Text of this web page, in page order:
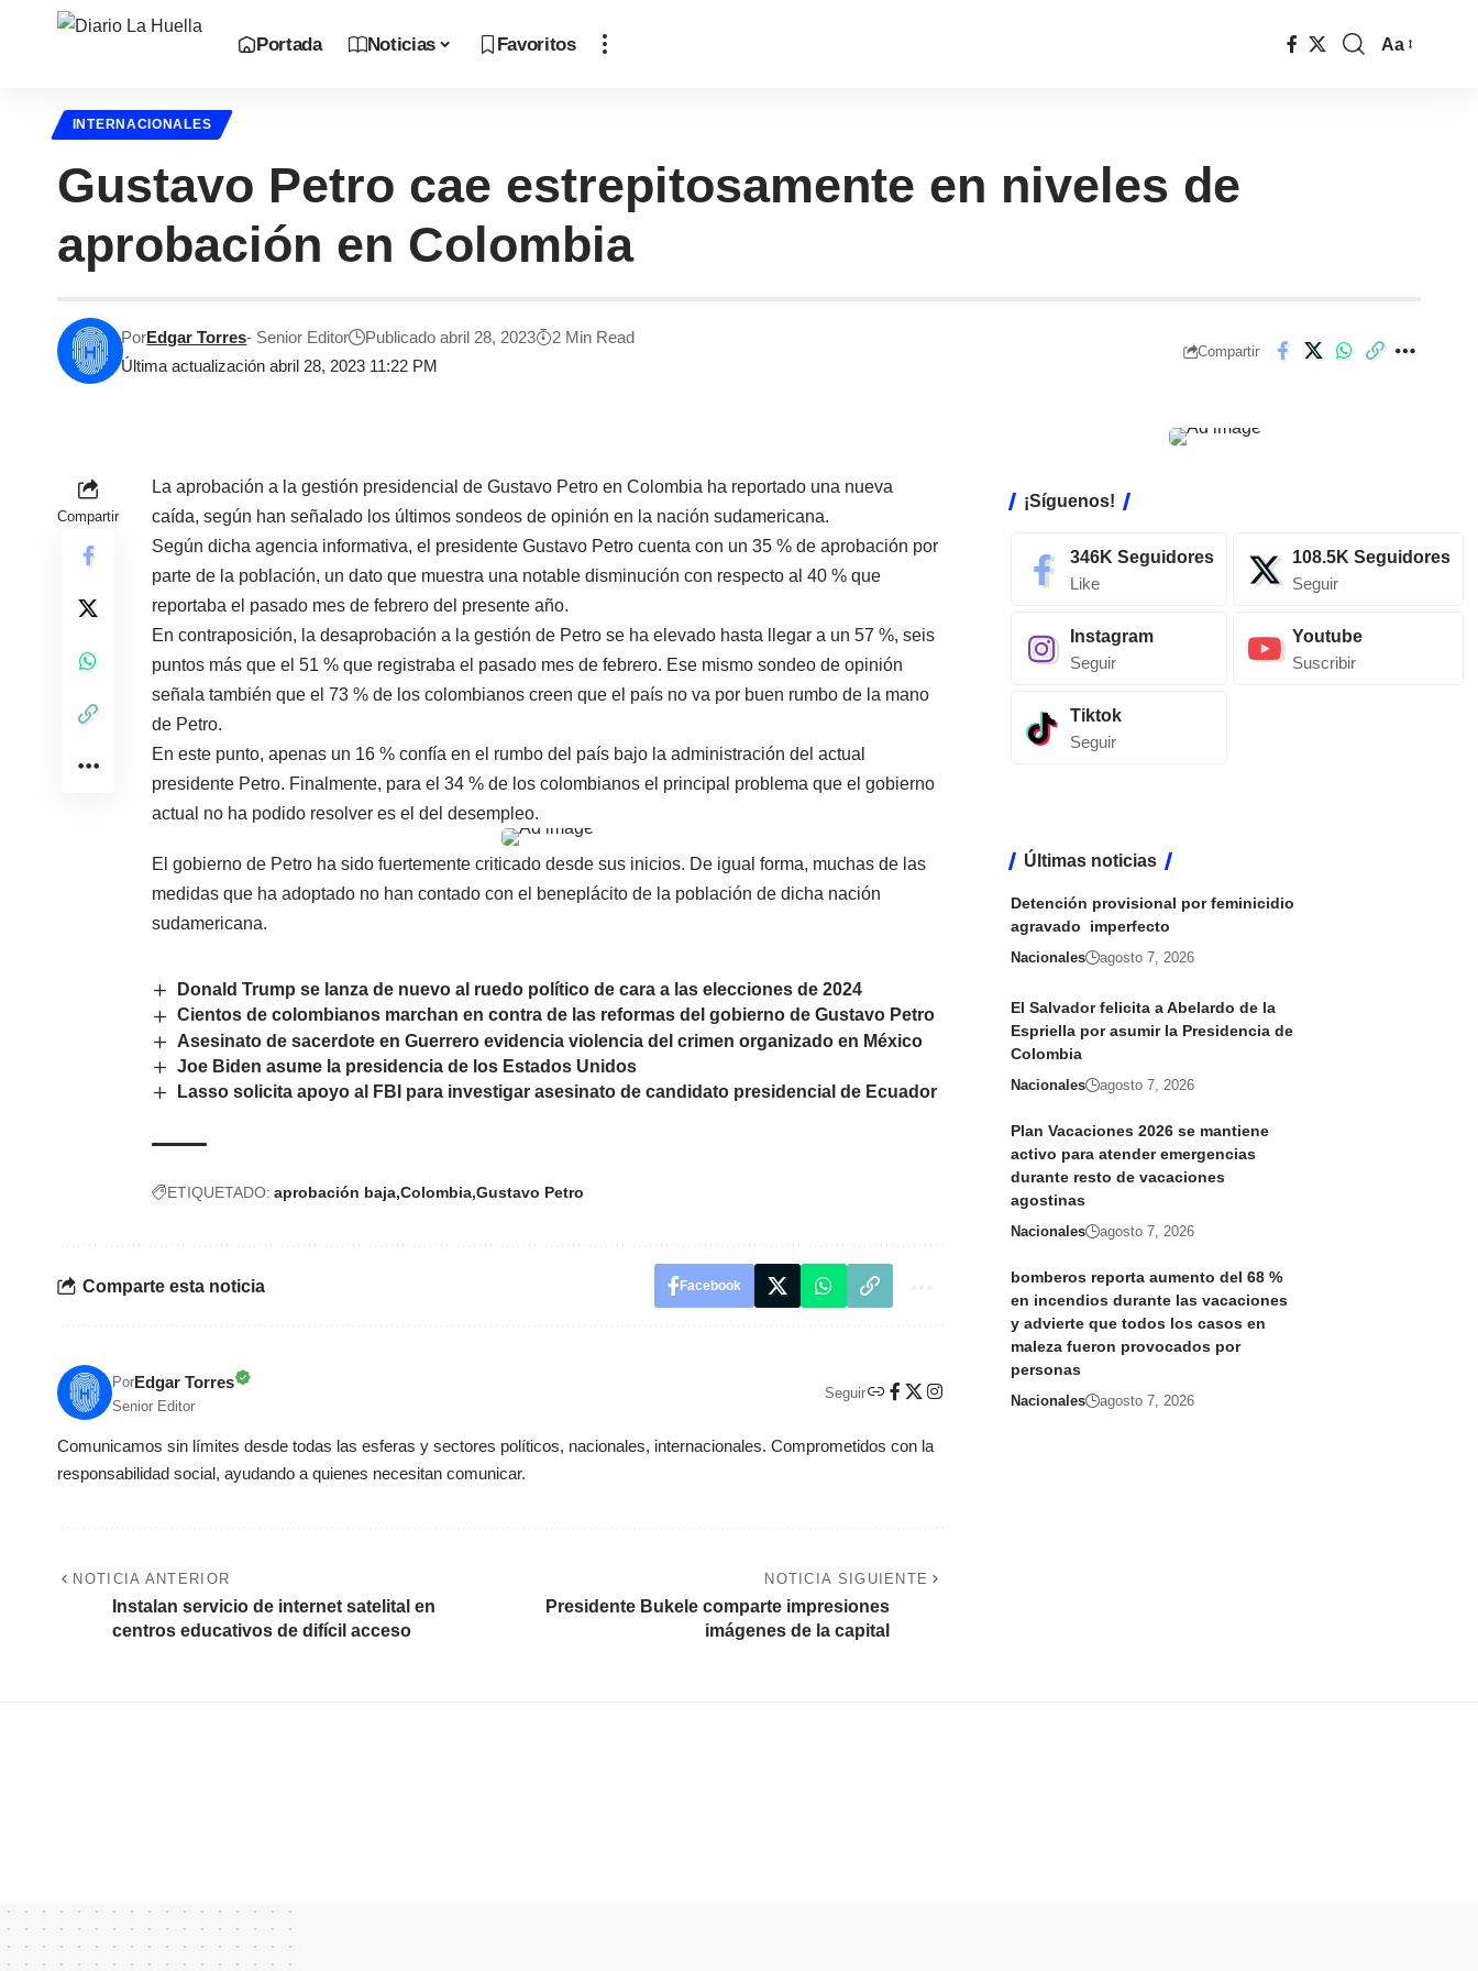
Portada Noticias Favoritos Aa
INTERNACIONALES
Gustavo Petro cae estrepitosamente en niveles de
aprobación en Colombia
Última actualización abril 28, 2023 11:22 PM
PorEdgar Torres- Senior Editor Publicado abril 28, 2023 2 Min Read
Compartir
Compartir
La aprobación a la gestión presidencial de Gustavo Petro en Colombia ha reportado una nueva
caída, según han señalado los últimos sondeos de opinión en la nación sudamericana.
Según dicha agencia informativa, el presidente Gustavo Petro cuenta con un 35 % de aprobación por
parte de la población, un dato que muestra una notable disminución con respecto al 40 % que
reportaba el pasado mes de febrero del presente año.
En contraposición, la desaprobación a la gestión de Petro se ha elevado hasta llegar a un 57 %, seis
puntos más que el 51 % que registraba el pasado mes de febrero. Ese mismo sondeo de opinión
señala también que el 73 % de los colombianos creen que el país no va por buen rumbo de la mano
de Petro.
En este punto, apenas un 16 % confía en el rumbo del país bajo la administración del actual
presidente Petro. Finalmente, para el 34 % de los colombianos el principal problema que el gobierno
actual no ha podido resolver es el del desempleo.
El gobierno de Petro ha sido fuertemente criticado desde sus inicios. De igual forma, muchas de las
medidas que ha adoptado no han contado con el beneplácito de la población de dicha nación
sudamericana.
Donald Trump se lanza de nuevo al ruedo político de cara a las elecciones de 2024
Cientos de colombianos marchan en contra de las reformas del gobierno de Gustavo Petro
Asesinato de sacerdote en Guerrero evidencia violencia del crimen organizado en México
Joe Biden asume la presidencia de los Estados Unidos
Lasso solicita apoyo al FBI para investigar asesinato de candidato presidencial de Ecuador
ETIQUETADO: aprobación baja Colombia Gustavo Petro
Comparte esta noticia Facebook
PorEdgar Torres
Senior Editor
Seguir
Comunicamos sin límites desde todas las esferas y sectores políticos, nacionales, internacionales. Comprometidos con la
responsabilidad social, ayudando a quienes necesitan comunicar.
NOTICIA ANTERIOR
Instalan servicio de internet satelital en
centros educativos de difícil acceso
NOTICIA SIGUIENTE
Presidente Bukele comparte impresiones
imágenes de la capital
¡Síguenos!
346K Seguidores
Like
108.5K Seguidores
Seguir
Instagram
Seguir
Youtube
Suscribir
Tiktok
Seguir
Últimas noticias
Detención provisional por feminicidio
agravado imperfecto
Nacionales agosto 7, 2026
El Salvador felicita a Abelardo de la
Espriella por asumir la Presidencia de
Colombia
Nacionales agosto 7, 2026
Plan Vacaciones 2026 se mantiene
activo para atender emergencias
durante resto de vacaciones
agostinas
Nacionales agosto 7, 2026
bomberos reporta aumento del 68 %
en incendios durante las vacaciones
y advierte que todos los casos en
maleza fueron provocados por
personas
Nacionales agosto 7, 2026